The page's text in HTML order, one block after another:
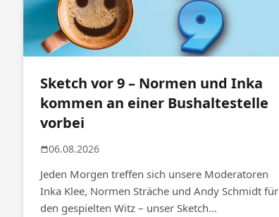
Sketch vor 9 – Normen und Inka
kommen an einer Bushaltestelle
vorbei
06.08.2026
Jeden Morgen treffen sich unsere Moderatoren
Inka Klee, Normen Sträche und Andy Schmidt für
den gespielten Witz – unser Sketch...